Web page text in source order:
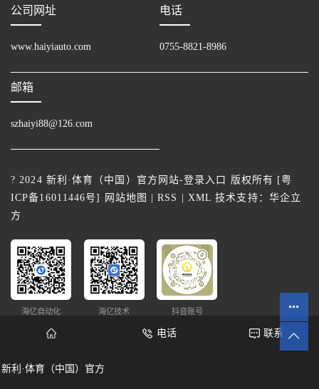
公司网址
www.haiyiauto.com
电话
0755-8821-8986
邮箱
szhaiyi88@126.com
? 2024 新利·体育（中国）官方网站-登录入口 版权所有 [粤
ICP备16011446号] 网站地图 |RSS XML 技术支持： 华企立
方
海亿自动化 海亿技术 抖音账号
新利·体育（中国）官方
电话 联系